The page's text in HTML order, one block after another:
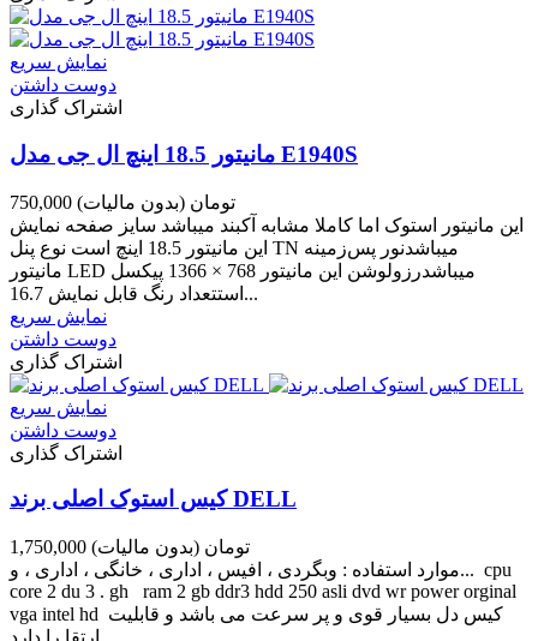
نمایش سریع
دوست داشتن
اشتراک گذاری
مانیتور 18.5 اینچ ال جی مدل E1940S
750,000 تومان (بدون مالیات)
این مانیتور استوک اما کاملا مشابه آکبند میباشد سایز صفحه نمایش
این مانیتور 18.5 اینچ است نوع پنل TN میباشدنور پس‌زمینه
مانیتور LED میباشدرزولوشن این مانیتور 768 × 1366 پیکسل
استتعداد رنگ قابل نمایش 16.7...
نمایش سریع
دوست داشتن
اشتراک گذاری
نمایش سریع
دوست داشتن
اشتراک گذاری
کیس استوک اصلی برند DELL
1,750,000 تومان (بدون مالیات)
موارد استفاده : وبگردی ، افیس ، اداری ، خانگی ، اداری ، و... cpu
core 2 du 3 . gh ram 2 gb ddr3 hdd 250 asli dvd wr power orginal
vga intel hd کیس دل بسیار قوی و پر سرعت می باشد و قابلیت
ارتقا را دارد